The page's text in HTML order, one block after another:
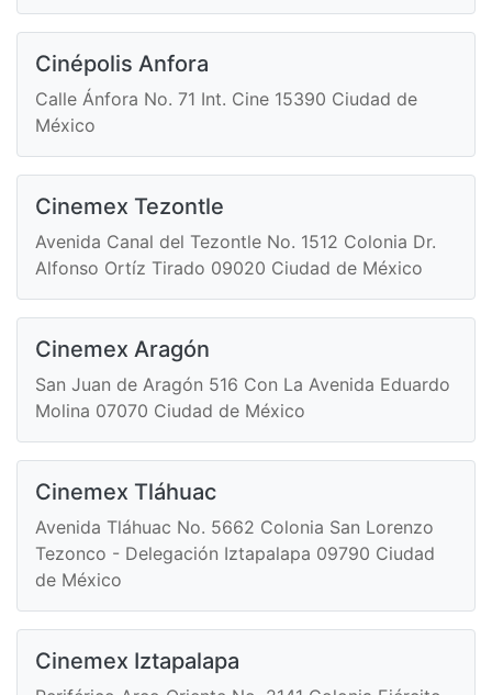
Cinépolis Anfora
Calle Ánfora No. 71 Int. Cine 15390 Ciudad de
México
Cinemex Tezontle
Avenida Canal del Tezontle No. 1512 Colonia Dr.
Alfonso Ortíz Tirado 09020 Ciudad de México
Cinemex Aragón
San Juan de Aragón 516 Con La Avenida Eduardo
Molina 07070 Ciudad de México
Cinemex Tláhuac
Avenida Tláhuac No. 5662 Colonia San Lorenzo
Tezonco - Delegación Iztapalapa 09790 Ciudad
de México
Cinemex Iztapalapa